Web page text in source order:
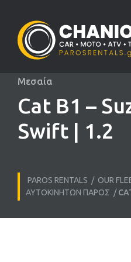
Μεσαία
Cat B1 –
Swift | 1.2
PAROS RENTALS / OUR
ΑΥΤΟΚΙΝΉΤΩΝ ΠΆΡΟΣ /